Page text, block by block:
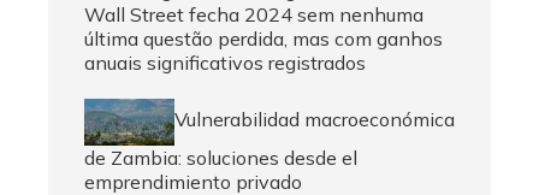
Wall Street fecha 2024 sem nenhuma
última questão perdida, mas com ganhos
anuais significativos registrados
Vulnerabilidad macroeconómica
de Zambia: soluciones desde el
emprendimiento privado